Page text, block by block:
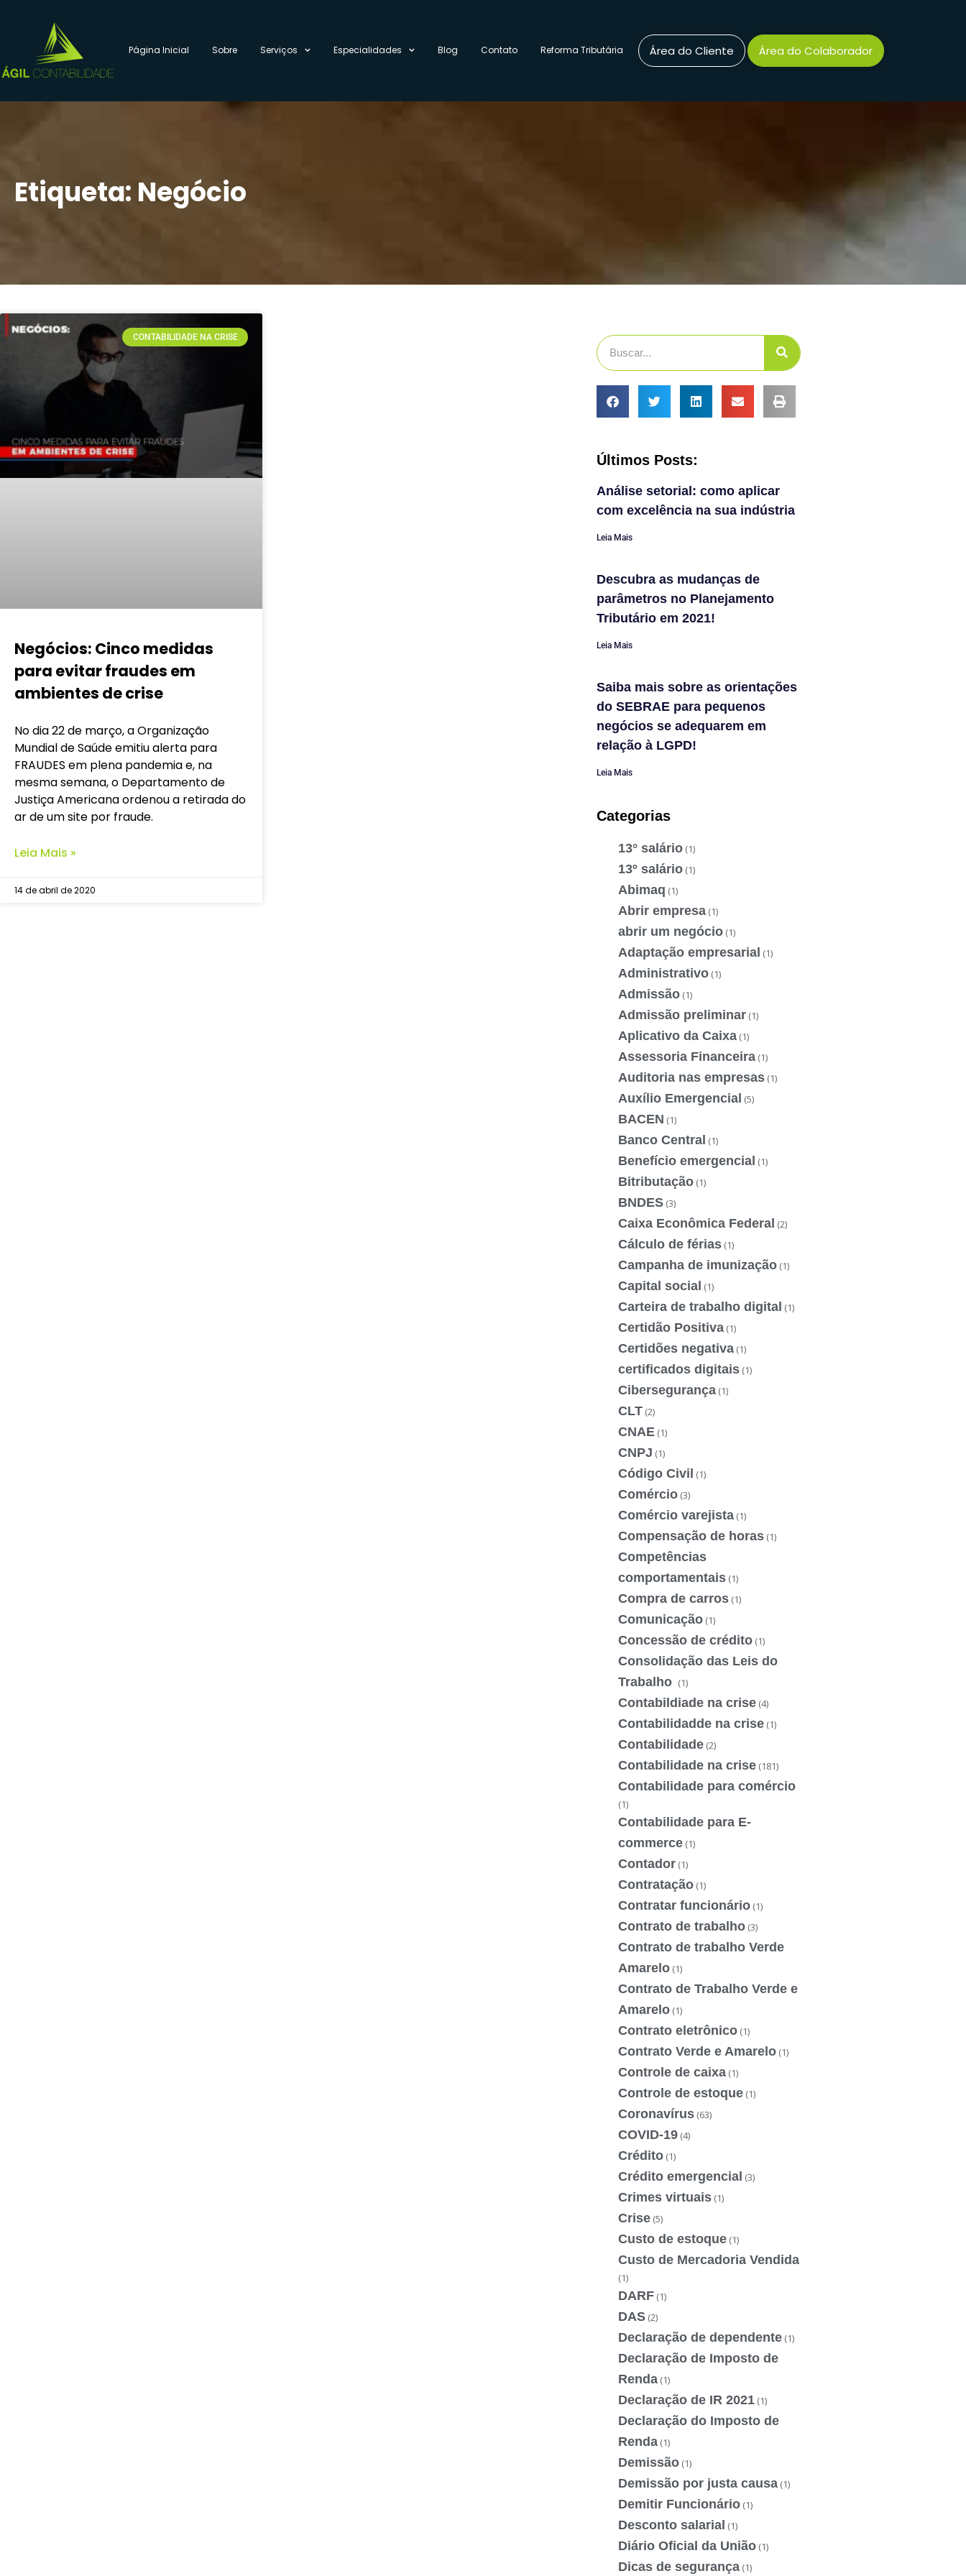
Página Inicial Sobre Serviços Especialidades Blog Contato Reforma Tributária Área do Cliente Área do Colaborador
Etiqueta: Negócio
CONTABILIDADE NA CRISE
Negócios: Cinco medidas
para evitar fraudes em
ambientes de crise
No dia 22 de março, a Organização
Mundial de Saúde emitiu alerta para
FRAUDES em plena pandemia e, na
mesma semana, o Departamento de
Justiça Americana ordenou a retirada do
ar de um site por fraude.
Leia Mais »
14 de abril de 2020
Últimos Posts:
Análise setorial: como aplicar
com excelência na sua indústria
Leia Mais
Descubra as mudanças de
parâmetros no Planejamento
Tributário em 2021!
Leia Mais
Saiba mais sobre as orientações
do SEBRAE para pequenos
negócios se adequarem em
relação à LGPD!
Leia Mais
Categorias
13° salário (1)
13º salário (1)
Abimaq (1)
Abrir empresa (1)
abrir um negócio (1)
Adaptação empresarial (1)
Administrativo (1)
Admissão (1)
Admissão preliminar (1)
Aplicativo da Caixa (1)
Assessoria Financeira (1)
Auditoria nas empresas (1)
Auxílio Emergencial (5)
BACEN (1)
Banco Central (1)
Benefício emergencial (1)
Bitributação (1)
BNDES (3)
Caixa Econômica Federal (2)
Cálculo de férias (1)
Campanha de imunização (1)
Capital social (1)
Carteira de trabalho digital (1)
Certidão Positiva (1)
Certidões negativa (1)
certificados digitais (1)
Cibersegurança (1)
CLT (2)
CNAE (1)
CNPJ (1)
Código Civil (1)
Comércio (3)
Comércio varejista (1)
Compensação de horas (1)
Competências
comportamentais (1)
Compra de carros (1)
Comunicação (1)
Concessão de crédito (1)
Consolidação das Leis do
Trabalho (1)
Contabildiade na crise (4)
Contabilidadde na crise (1)
Contabilidade (2)
Contabilidade na crise (181)
Contabilidade para comércio
(1)
Contabilidade para E-
commerce (1)
Contador (1)
Contratação (1)
Contratar funcionário (1)
Contrato de trabalho (3)
Contrato de trabalho Verde
Amarelo (1)
Contrato de Trabalho Verde e
Amarelo (1)
Contrato eletrônico (1)
Contrato Verde e Amarelo (1)
Controle de caixa (1)
Controle de estoque (1)
Coronavírus (63)
COVID-19 (4)
Crédito (1)
Crédito emergencial (3)
Crimes virtuais (1)
Crise (5)
Custo de estoque (1)
Custo de Mercadoria Vendida
(1)
DARF (1)
DAS (2)
Declaração de dependente (1)
Declaração de Imposto de
Renda (1)
Declaração de IR 2021 (1)
Declaração do Imposto de
Renda (1)
Demissão (1)
Demissão por justa causa (1)
Demitir Funcionário (1)
Desconto salarial (1)
Diário Oficial da União (1)
Dicas de segurança (1)